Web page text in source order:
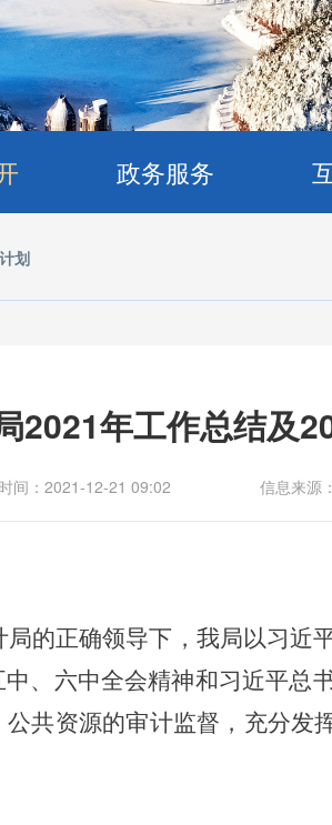
政务服务
划
2021年工作总结及
间：2021-12-21 09:02 信息来源
的正确领导下，我局以习近
、六中全会精神和习近平总
共资源的审计监督，充分发